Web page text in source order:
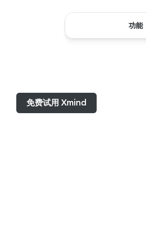
免费试用 Xmind
功能